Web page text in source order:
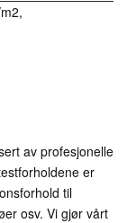
av profesjonelle
er
til
osv. Vi gjør vårt